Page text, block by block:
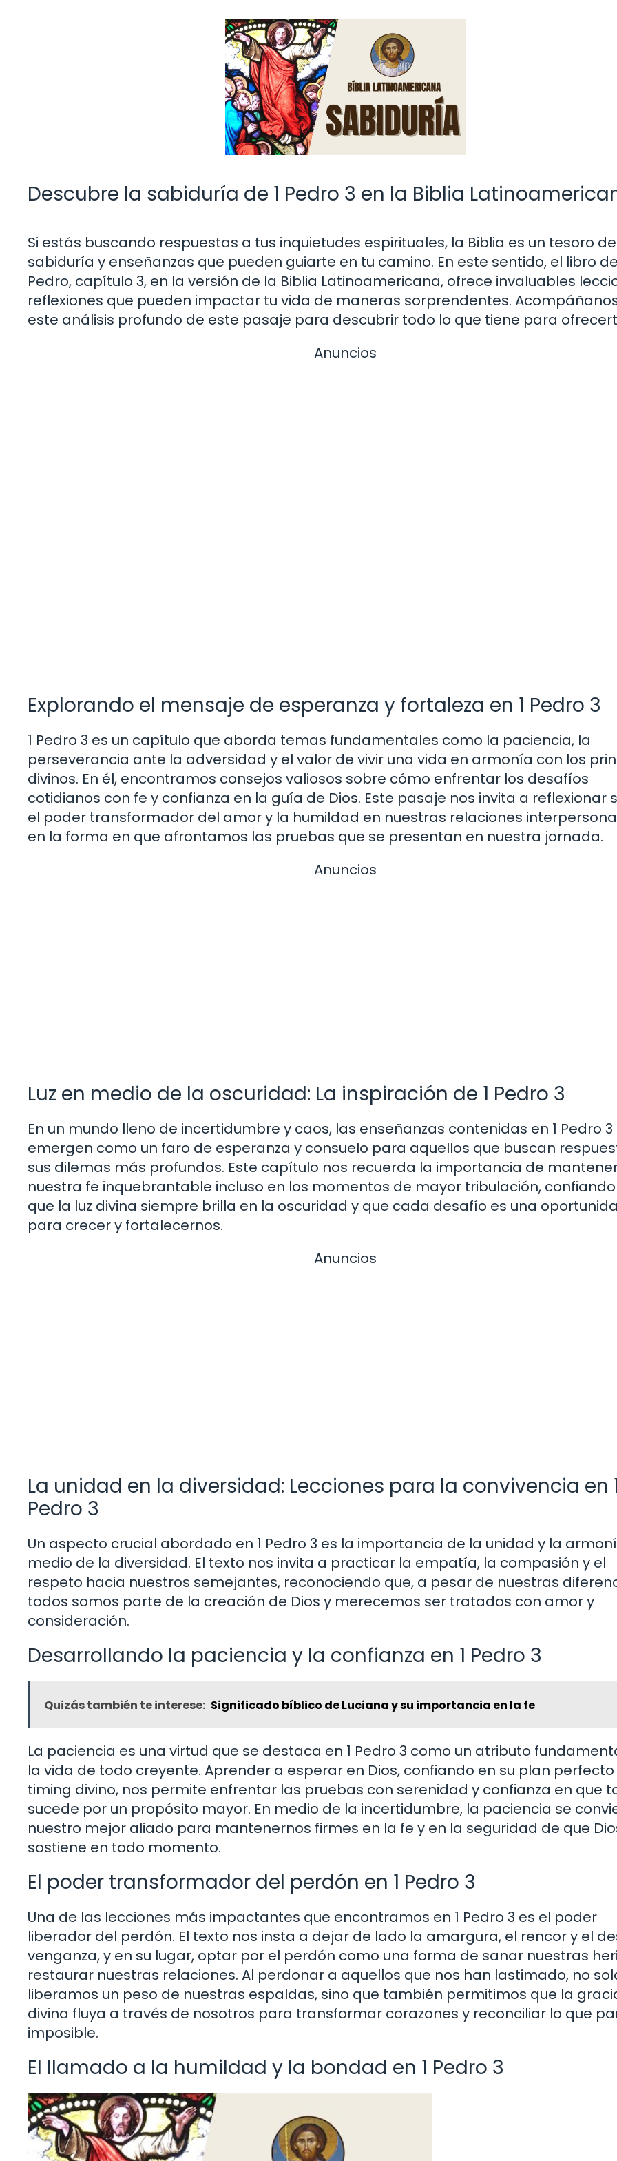
Descubre la sabiduría de 1 Pedro 3 en la Biblia
Si estás buscando respuestas a tus inquietudes espirituales, la Biblia es un tesoro de
sabiduría y enseñanzas que pueden guiarte en tu camino. En este sentido, el libro
Pedro, capítulo 3, en la versión de la Biblia Latinoamericana, ofrece invaluables
reflexiones que pueden impactar tu vida de maneras sorprendentes.
este análisis profundo de este pasaje para descubrir todo lo que tiene para
Anuncios
Explorando el mensaje de esperanza y fortaleza en 1 Pedro 3
1 Pedro 3 es un capítulo que aborda temas fundamentales como la paciencia, la
perseverancia ante la adversidad y el valor de vivir una vida en armonía con los
divinos. En él, encontramos consejos valiosos sobre cómo enfrentar los desafíos
cotidianos con fe y confianza en la guía de Dios. Este pasaje nos invita a reflexionar
el poder transformador del amor y la humildad en nuestras relaciones
en la forma en que afrontamos las pruebas que se presentan en nuestra jornada.
Anuncios
Luz en medio de la oscuridad: La inspiración de 1 Pedro 3
En un mundo lleno de incertidumbre y caos, las enseñanzas contenidas en 1 Pedro 3
emergen como un faro de esperanza y consuelo para aquellos que buscan
sus dilemas más profundos. Este capítulo nos recuerda la importancia de
nuestra fe inquebrantable incluso en los momentos de mayor tribulación,
que la luz divina siempre brilla en la oscuridad y que cada desafío es una
para crecer y fortalecernos.
Anuncios
La unidad en la diversidad: Lecciones para la convivencia en
Pedro 3
Un aspecto crucial abordado en 1 Pedro 3 es la importancia de la unidad y la
medio de la diversidad. El texto nos invita a practicar la empatía, la compasión y el
respeto hacia nuestros semejantes, reconociendo que, a pesar de nuestras
todos somos parte de la creación de Dios y merecemos ser tratados con amor y
consideración.
Desarrollando la paciencia y la confianza en 1 Pedro 3
Quizás también te interese: Significado bíblico de Luciana y su importancia en la fe
La paciencia es una virtud que se destaca en 1 Pedro 3 como un atributo
la vida de todo creyente. Aprender a esperar en Dios, confiando en su plan perfecto
timing divino, nos permite enfrentar las pruebas con serenidad y confianza en que
sucede por un propósito mayor. En medio de la incertidumbre, la paciencia se
nuestro mejor aliado para mantenernos firmes en la fe y en la seguridad de que
sostiene en todo momento.
El poder transformador del perdón en 1 Pedro 3
Una de las lecciones más impactantes que encontramos en 1 Pedro 3 es el poder
liberador del perdón. El texto nos insta a dejar de lado la amargura, el rencor y el
venganza, y en su lugar, optar por el perdón como una forma de sanar nuestras
restaurar nuestras relaciones. Al perdonar a aquellos que nos han lastimado, no
liberamos un peso de nuestras espaldas, sino que también permitimos que la
divina fluya a través de nosotros para transformar corazones y reconciliar lo que
imposible.
El llamado a la humildad y la bondad en 1 Pedro 3